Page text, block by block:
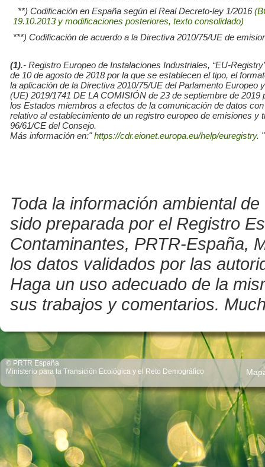
**) Codificación en España según el Real Decreto-ley 1/2016
19.10.2013 y modificaciones posteriores, texto consolidado)
***) Codificación de acuerdo a la Directiva 2010/75/UE de
(1).- Registro Europeo de Instalaciones Industriales, “EU-
de 10 de agosto de 2018 por la que se establecen el tipo, el
la aplicación de la Directiva 2010/75/UE del Parlamento
(UE) 2019/1741 DE LA COMISIÓN de 23 de septiembre de
los Estados miembros a efectos de la comunicación de datos
relativo al establecimiento de un registro europeo de emisiones
96/61/CE del Consejo.
Más información en:"https://cdr.eionet.europa.eu/help/euregistry. "
Toda la información ambiental
sido preparada por el Registro
Contaminantes, PRTR-España,
los datos validados por las
Haga un uso adecuado de la
sus trabajos y comentarios.
© PRTR España
Ministerio para la Transición Ecológica y el Reto Demográfico